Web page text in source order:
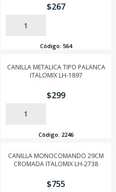
$267
AÑADIR
Código: 564
CANILLA METALICA TIPO PALANCA
ITALOMIX LH-1897
$299
AÑADIR
Código: 2246
CANILLA MONOCOMANDO 29CM
CROMADA ITALOMIX LH-2738
$755